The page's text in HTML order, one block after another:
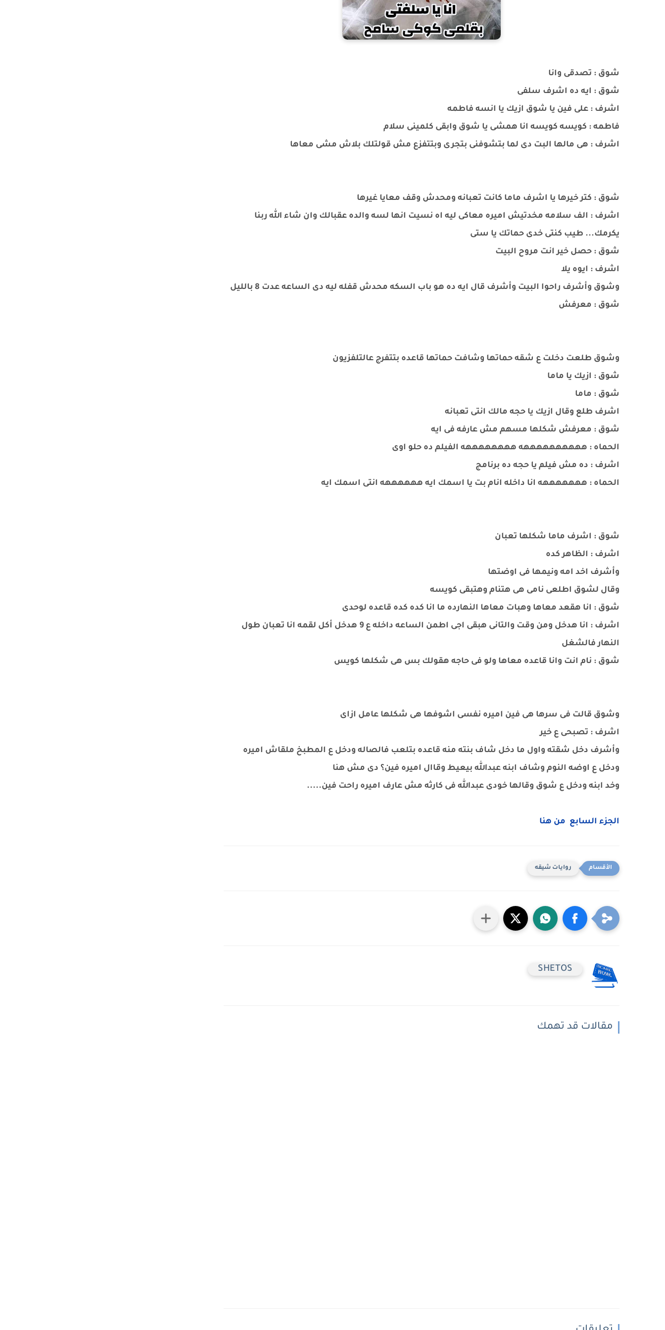
شوق : تصدقى وانا
شوق : ايه ده اشرف سلفى
اشرف : على فين يا شوق ازيك يا انسه فاطمه
فاطمه : كويسه كويسه انا همشى يا شوق وابقى كلمينى سلام
اشرف : هى مالها البت دى لما بتشوفنى بتجرى وبتتفزع مش قولتلك بلاش مشى معاها
شوق : كتر خيرها يا اشرف ماما كانت تعبانه ومحدش وقف معايا غيرها
اشرف : الف سلامه مخدتيش اميره معاكى ليه اه نسيت انها لسه والده عقبالك وان شاء الله ربنا
يكرمك... طيب كنتى خدى حماتك يا ستى
شوق : حصل خير انت مروح البيت
اشرف : ايوه يلا
وشوق وأشرف راحوا البيت وأشرف قال ايه ده هو باب السكه محدش قفله ليه دى الساعه عدت 8 بالليل
شوق : معرفش
وشوق طلعت دخلت ع شقه حماتها وشافت حماتها قاعده بتتفرج عالتلفزيون
شوق : ازيك يا ماما
شوق : ماما
اشرف طلع وقال ازيك يا حجه مالك انتى تعبانه
شوق : معرفش شكلها مسهم مش عارفه فى ايه
الحماه : ههههههههههه ههههههههه الفيلم ده حلو اوى
اشرف : ده مش فيلم يا حجه ده برنامج
الحماه : هههههههه انا داخله انام بت يا اسمك ايه ههههههه انتى اسمك ايه
شوق : اشرف ماما شكلها تعبان
اشرف : الظاهر كده
وأشرف اخد امه ونيمها فى اوضتها
وقال لشوق اطلعى نامى هى هتنام وهتبقى كويسه
شوق : انا هقعد معاها وهبات معاها النهارده ما انا كده كده قاعده لوحدى
اشرف : انا هدخل ومن وقت والتانى هبقى اجى اطمن الساعه داخله ع 9 هدخل أكل لقمه انا تعبان طول
النهار فالشغل
شوق : نام انت وانا قاعده معاها ولو فى حاجه هقولك بس هى شكلها كويس
وشوق قالت فى سرها هى فين اميره نفسى اشوفها هى شكلها عامل ازاى
اشرف : تصبحى ع خير
وأشرف دخل شقته واول ما دخل شاف بنته منه قاعده بتلعب فالصاله ودخل ع المطبخ ملقاش اميره
ودخل ع اوضه النوم وشاف ابنه عبدالله بيعيط وقاال اميره فين؟ دى مش هنا
وخد ابنه ودخل ع شوق وقالها خودى عبدالله فى كارثه مش عارف اميره راحت فين.....
الجزء السابع من هنا
روايات شيقه
SHETOS
مقالات قد تهمك